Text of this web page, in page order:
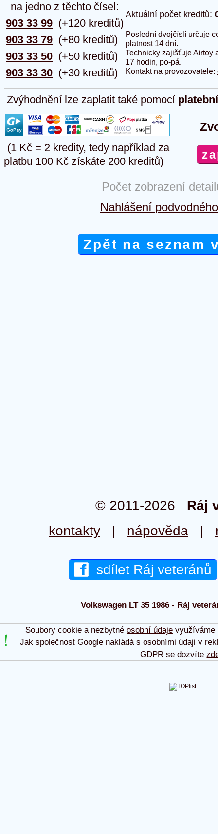
na jedno z těchto čísel:
903 33 99
903 33 79
903 33 50
903 33 30
(+120 kreditů)
(+80 kreditů)
(+50 kreditů)
(+30 kreditů)
Aktuální počet kreditů:
Poslední dvojčíslí určuje
platnost 14 dní.
Technicky zajišťuje Airtoy
17 hodin, po-pá.
Kontakt na provozovatele:
Zvýhodnění lze zaplatit také pomocí
(1 Kč = 2 kredity, tedy například za
platbu 100 Kč získáte 200 kreditů)
Počet zobrazení
Nahlášení
Zpět na seznam
© 2011-2026 Ráj
kontakty | nápověda |
sdílet Ráj veteránů
Volkswagen LT 35 1986 - Ráj
Soubory cookie a nezbytné osobní údajevyužíváme
Jak společnost Google nakládá s osobními údaji v
GDPR se dozvíte